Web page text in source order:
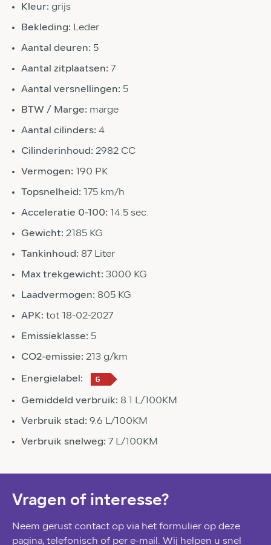
Kleur: grijs
Bekleding: Leder
Aantal deuren: 5
Aantal zitplaatsen: 7
Aantal versnellingen: 5
BTW / Marge: marge
Aantal cilinders: 4
Cilinderinhoud: 2982 CC
Vermogen: 190 PK
Topsnelheid: 175 km/h
Acceleratie 0-100: 14.5 sec.
Gewicht: 2185 KG
Tankinhoud: 87 Liter
Max trekgewicht: 3000 KG
Laadvermogen: 805 KG
APK: tot 18-02-2027
Emissieklasse: 5
CO2-emissie: 213 g/km
Energielabel:
Gemiddeld verbruik: 8.1 L/100KM
Verbruik stad: 9.6 L/100KM
Verbruik snelweg: 7 L/100KM
Vragen of interesse?
Neem gerust contact op via het formulier op deze
pagina, telefonisch of per e-mail. Wij helpen u snel